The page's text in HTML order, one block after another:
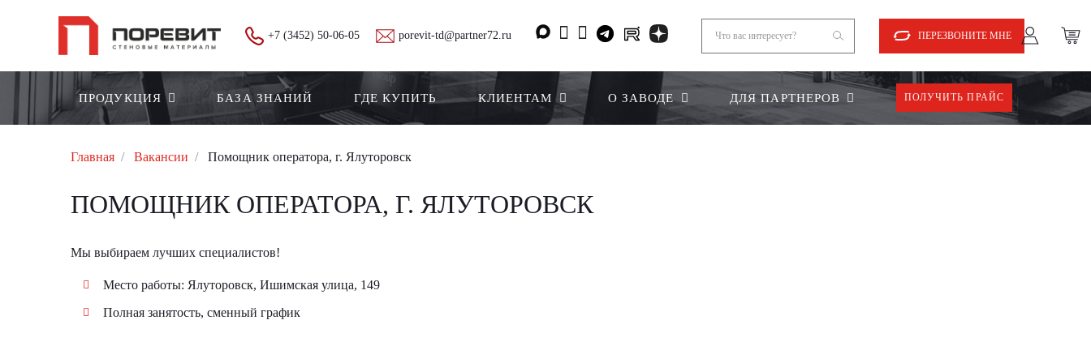
+7 (3452) 50-06-05 porevit-td@partner72.ru ПЕРЕЗВОНИТЕ МНЕ
ПРОДУКЦИЯ БАЗА ЗНАНИЙ ГДЕ КУПИТЬ КЛИЕНТАМ О ЗАВОДЕ ДЛЯ ПАРТНЕРОВ ПОЛУЧИТЬ ПРАЙС
Главная Вакансии Помощник оператора, г. Ялуторовск
ПОМОЩНИК ОПЕРАТОРА, Г. ЯЛУТОРОВСК
Мы выбираем лучших специалистов!
Место работы: Ялуторовск, Ишимская улица, 149
Полная занятость, сменный график